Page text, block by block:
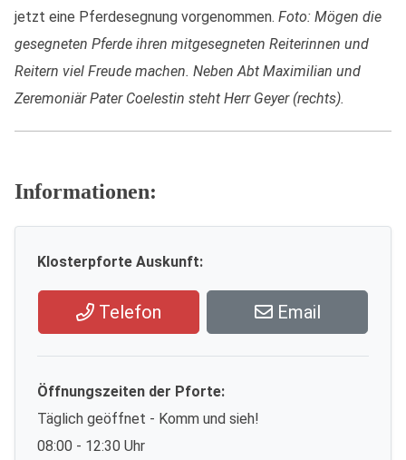
jetzt eine Pferdesegnung vorgenommen. Foto: Mögen die
gesegneten Pferde ihren mitgesegneten Reiterinnen und
Reitern viel Freude machen. Neben Abt Maximilian und
Zeremoniär Pater Coelestin steht Herr Geyer (rechts).
Informationen:
Klosterpforte Auskunft:
Telefon Email
Öffnungszeiten der Pforte:
Täglich geöffnet - Komm und sieh!
08:00 - 12:30 Uhr